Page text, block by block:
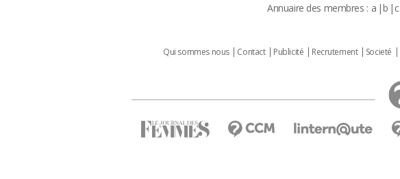
Annuaire des membres : a b c
Qui sommes nous Contact Publicité Recrutement Societé